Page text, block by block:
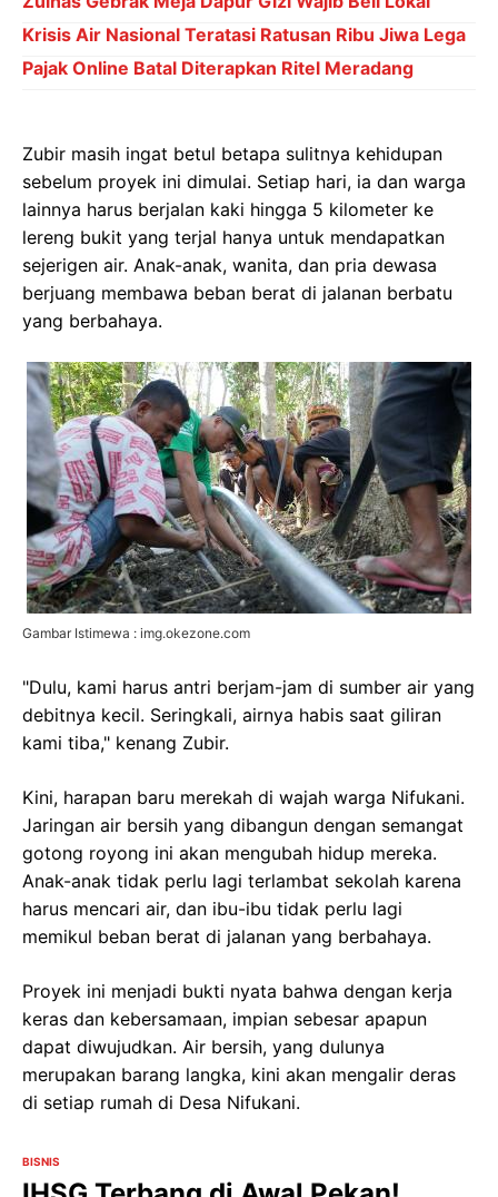
Krisis Air Nasional Teratasi Ratusan Ribu Jiwa Lega
Pajak Online Batal Diterapkan Ritel Meradang
Zubir masih ingat betul betapa sulitnya kehidupan
sebelum proyek ini dimulai. Setiap hari, ia dan warga
lainnya harus berjalan kaki hingga 5 kilometer ke
lereng bukit yang terjal hanya untuk mendapatkan
sejerigen air. Anak-anak, wanita, dan pria dewasa
berjuang membawa beban berat di jalanan berbatu
yang berbahaya.
Gambar Istimewa : img.okezone.com
"Dulu, kami harus antri berjam-jam di sumber air yang
debitnya kecil. Seringkali, airnya habis saat giliran
kami tiba," kenang Zubir.
Kini, harapan baru merekah di wajah warga Nifukani.
Jaringan air bersih yang dibangun dengan semangat
gotong royong ini akan mengubah hidup mereka.
Anak-anak tidak perlu lagi terlambat sekolah karena
harus mencari air, dan ibu-ibu tidak perlu lagi
memikul beban berat di jalanan yang berbahaya.
Proyek ini menjadi bukti nyata bahwa dengan kerja
keras dan kebersamaan, impian sebesar apapun
dapat diwujudkan. Air bersih, yang dulunya
merupakan barang langka, kini akan mengalir deras
di setiap rumah di Desa Nifukani.
BISNIS